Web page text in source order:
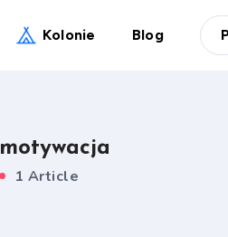
Kolonie Blog
motywacja
1 Article